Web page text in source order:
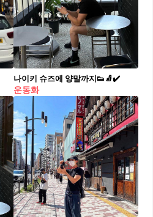
나이키 슈즈에 양말까지👟🧦✔️
운동화